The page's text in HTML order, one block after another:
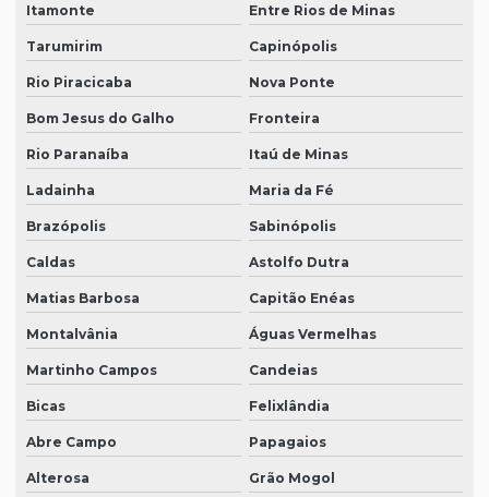
Itamonte Entre Rios de Minas
Tarumirim Capinópolis
Rio Piracicaba Nova Ponte
Bom Jesus do Galho Fronteira
Rio Paranaíba Itaú de Minas
Ladainha Maria da Fé
Brazópolis Sabinópolis
Caldas Astolfo Dutra
Matias Barbosa Capitão Enéas
Montalvânia Águas Vermelhas
Martinho Campos Candeias
Bicas Felixlândia
Abre Campo Papagaios
Alterosa Grão Mogol